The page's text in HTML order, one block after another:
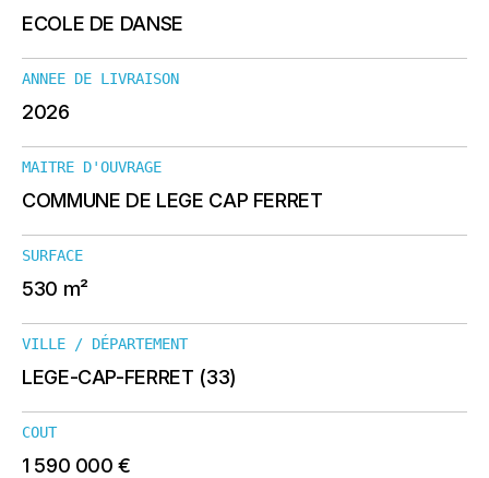
ECOLE DE DANSE
ANNEE DE LIVRAISON
2026
MAITRE D'OUVRAGE
COMMUNE DE LEGE CAP FERRET
SURFACE
530 m²
VILLE / DÉPARTEMENT
LEGE-CAP-FERRET (33)
COUT
1 590 000 €